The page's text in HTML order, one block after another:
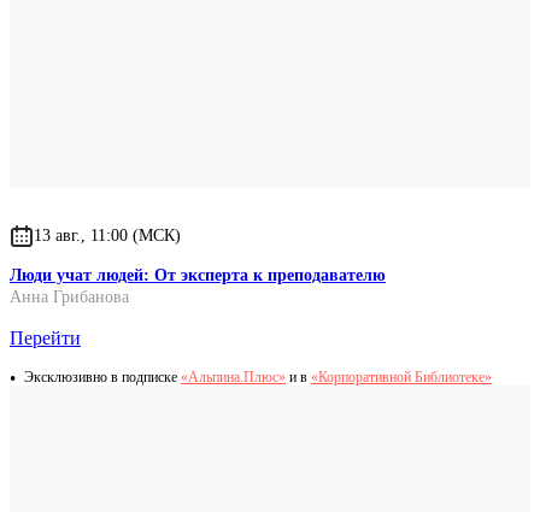
13 авг., 11:00 (МСК)
Люди учат людей: От эксперта к преподавателю
Анна Грибанова
Перейти
Эксклюзивно в подписке «Альпина.Плюс» и в «Корпоративной Библиотеке»